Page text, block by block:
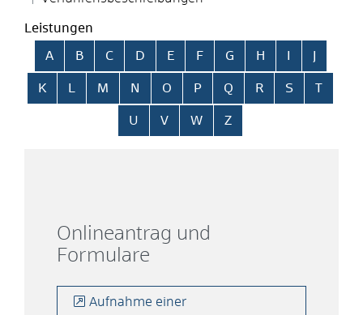
Leistungen
Alphabetisches Register überspringen
A B C D E F G H
K L M N O P Q R S T
U V W Z
Onlineantrag und
Formulare
Aufnahme einer